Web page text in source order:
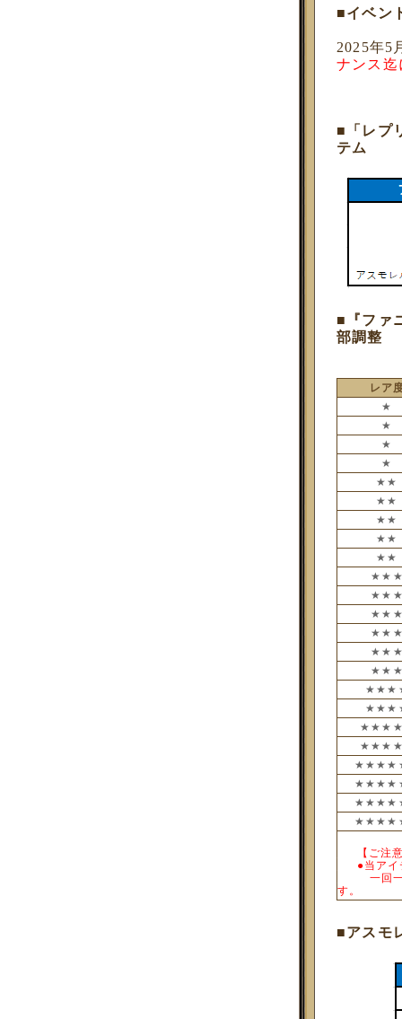
■イベン
2025年5
ナンス
■「レプ
テム
■『ファ
部調整
レア
★
★
★
★
★★
★★
★★
★★
★★
【ご
●当ア
一回
す。
■アスモ